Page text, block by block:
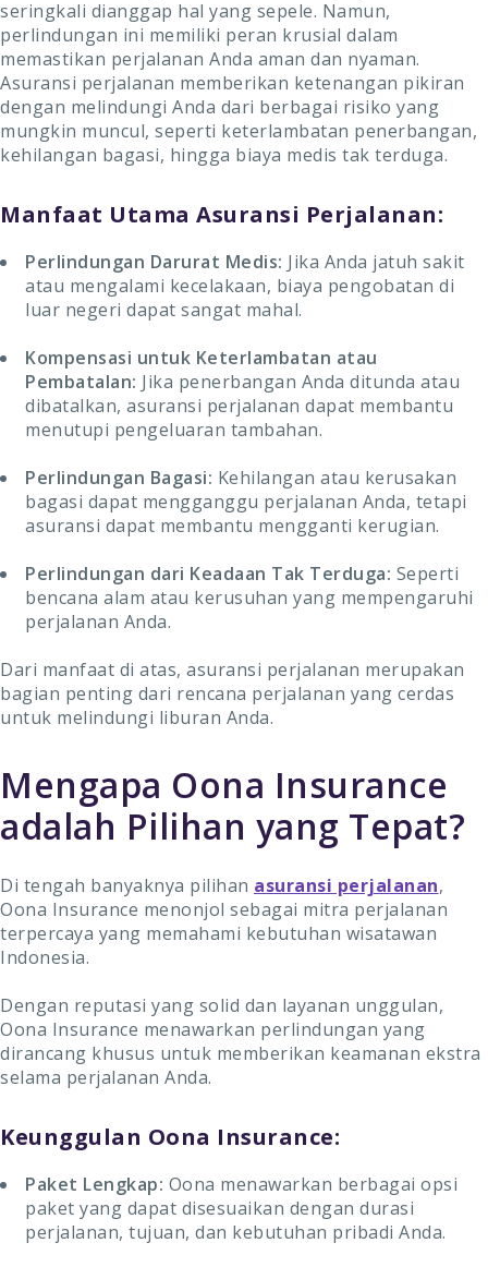
seringkali dianggap hal yang sepele. Namun,
perlindungan ini memiliki peran krusial dalam
memastikan perjalanan Anda aman dan nyaman.
Asuransi perjalanan memberikan ketenangan pikiran
dengan melindungi Anda dari berbagai risiko yang
mungkin muncul, seperti keterlambatan penerbangan,
kehilangan bagasi, hingga biaya medis tak terduga.
Manfaat Utama Asuransi Perjalanan:
Perlindungan Darurat Medis: Jika Anda jatuh sakit
atau mengalami kecelakaan, biaya pengobatan di
luar negeri dapat sangat mahal.
Kompensasi untuk Keterlambatan atau
Pembatalan: Jika penerbangan Anda ditunda atau
dibatalkan, asuransi perjalanan dapat membantu
menutupi pengeluaran tambahan.
Perlindungan Bagasi: Kehilangan atau kerusakan
bagasi dapat mengganggu perjalanan Anda, tetapi
asuransi dapat membantu mengganti kerugian.
Perlindungan dari Keadaan Tak Terduga: Seperti
bencana alam atau kerusuhan yang mempengaruhi
perjalanan Anda.
Dari manfaat di atas, asuransi perjalanan merupakan
bagian penting dari rencana perjalanan yang cerdas
untuk melindungi liburan Anda.
Mengapa Oona Insurance
adalah Pilihan yang Tepat?
Di tengah banyaknya pilihan asuransi perjalanan,
Oona Insurance menonjol sebagai mitra perjalanan
terpercaya yang memahami kebutuhan wisatawan
Indonesia.
Dengan reputasi yang solid dan layanan unggulan,
Oona Insurance menawarkan perlindungan yang
dirancang khusus untuk memberikan keamanan ekstra
selama perjalanan Anda.
Keunggulan Oona Insurance:
Paket Lengkap: Oona menawarkan berbagai opsi
paket yang dapat disesuaikan dengan durasi
perjalanan, tujuan, dan kebutuhan pribadi Anda.